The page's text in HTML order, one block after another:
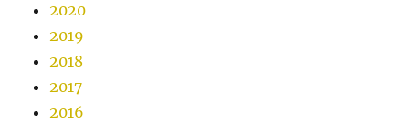
2020
2019
2018
2017
2016